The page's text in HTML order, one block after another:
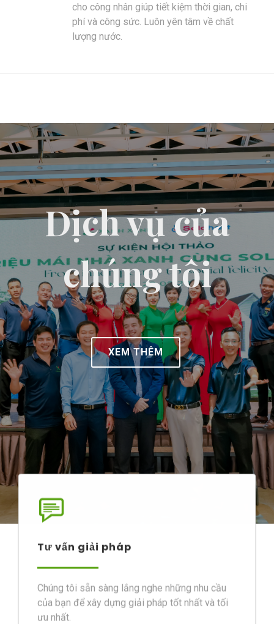
cho công nhân giúp tiết kiệm thời gian, chi
phí và công sức. Luôn yên tâm về chất
lượng nước.
Dịch vụ của
chúng tôi
XEM THÊM
Tư vấn giải pháp
Chúng tôi sẵn sàng lắng nghe những nhu cầu
của bạn để xây dựng giải pháp tốt nhất và tối
ưu nhất.